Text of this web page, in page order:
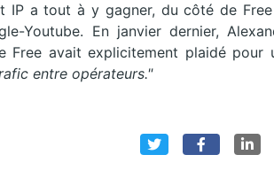
IP a tout à y gagner, du côté de
Youtube. En janvier dernier,
Free avait explicitement plaidé pour
entre opérateurs."